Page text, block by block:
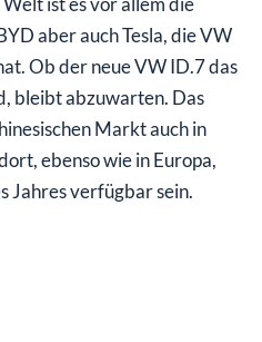
aber auch Tesla, die VW
Ob der neue VW ID.7 das
bleibt abzuwarten. Das
Markt auch in
ebenso wie in Europa,
Jahres verfügbar sein.